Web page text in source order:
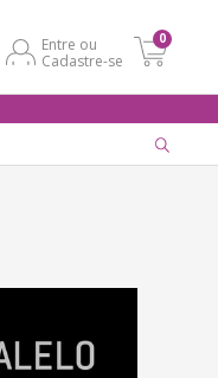
Entre ou
Cadastre-se
0